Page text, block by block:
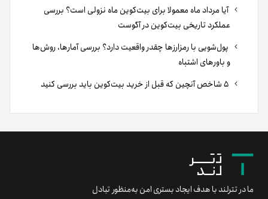
آیا مرداد ماه معمولا برای بیت‌کوین ماه نزولی است؟ بررسی
عملکرد تاریخی بیت‌کوین در آگوست
پول‌شویی با رمزارزها چقدر واقعیت دارد؟ بررسی آمارها، روش‌ها
و باورهای اشتباه
ما در تترلند با هدف ایجاد بستری امن به‌منظور تبادل